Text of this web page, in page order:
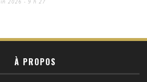
2026 - 9 h 27
À PROPOS